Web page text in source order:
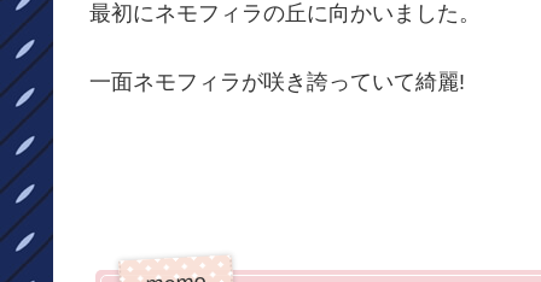
最初にネモフィラの丘に向かいました。
一面ネモフィラが咲き誇っていて綺麗!